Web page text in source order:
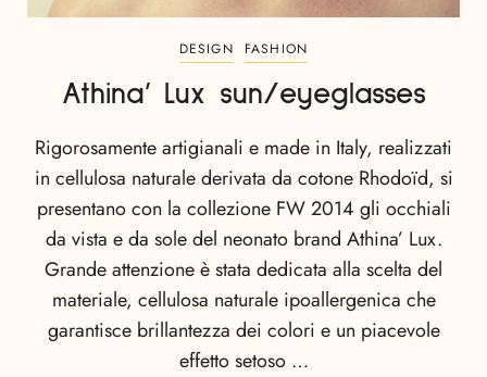
DESIGN FASHION
Athina’ Lux sun/eyeglasses
Rigorosamente artigianali e made in Italy, realizzati
in cellulosa naturale derivata da cotone Rhodoïd, si
presentano con la collezione FW 2014 gli occhiali
da vista e da sole del neonato brand Athina’ Lux.
Grande attenzione è stata dedicata alla scelta del
materiale, cellulosa naturale ipoallergenica che
garantisce brillantezza dei colori e un piacevole
effetto setoso …